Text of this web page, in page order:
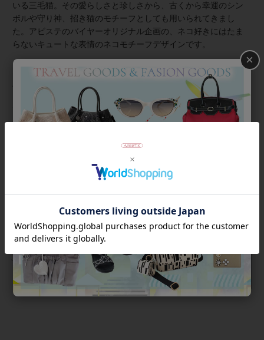
いる三毛猫。その愛らしさと珍しさから、古くから幸運のシン
ボルや守り神、招き猫のモチーフとしても用いられてきまし
た。アビステのバイヤーオリジナル企画の、ネコ好きにはたま
らないキュートな表情のネコモチーフデザインです。
≪About ZSiSKA/シスカとは≫
上質な樹脂、ポリエステルレジンの特性を活かし、ガラスのよ
うな質感を再現しつつも、軽くてつけやすいことで人気を博し
ています。肌に触れる部分に金属を使用していないため、アレ
ルギーの方でも安心してお使いいただけます。
◆シスカについて・コレクション一覧は
返品について
×